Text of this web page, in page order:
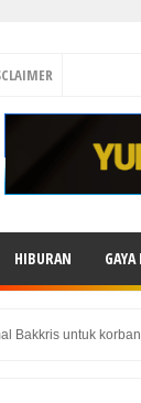
HIBURAN
Bakkris untuk